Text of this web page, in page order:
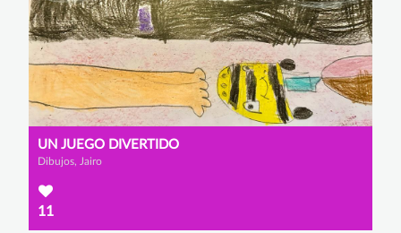
UN JUEGO DIVERTIDO
Dibujos, Jairo
11